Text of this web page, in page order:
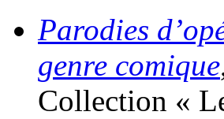
Parodies
genre comique
Collection «